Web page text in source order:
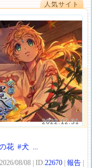
人気サイト
2022.12.31
花 #犬 ...
08/08 | ID:22670 |報告